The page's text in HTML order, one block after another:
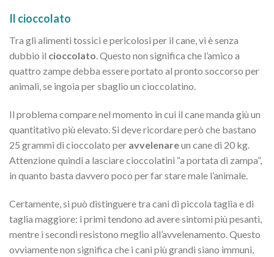
Il cioccolato
Tra gli alimenti tossici e pericolosi per il cane, vi è senza
dubbio il cioccolato. Questo non significa che l’amico a
quattro zampe debba essere portato al pronto soccorso per
animali, se ingoia per sbaglio un cioccolatino.
Il problema compare nel momento in cui il cane manda giù un
quantitativo più elevato. Si deve ricordare però che bastano
25 grammi di cioccolato per avvelenareun cane di 20 kg.
Attenzione quindi a lasciare cioccolatini “a portata di zampa”,
in quanto basta davvero poco per far stare male l’animale.
Certamente, si può distinguere tra cani di piccola taglia e di
taglia maggiore: i primi tendono ad avere sintomi più pesanti,
mentre i secondi resistono meglio all’avvelenamento. Questo
ovviamente non significa che i cani più grandi siano immuni,